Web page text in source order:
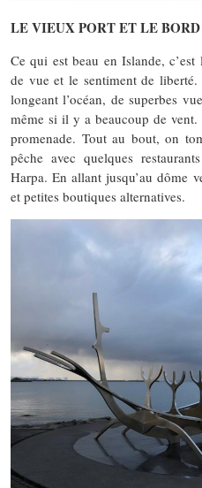
LE VIEUX PORT ET LE BORD
Ce qui est beau en Islande,
de vue et le sentiment de
longeant l’océan, de superbes
même si il y a beaucoup de
promenade. Tout au bout, on
pêche avec quelques
Harpa. En allant jusqu’au dôme
et petites boutiques alternatives.